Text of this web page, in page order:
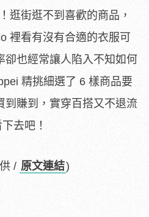
逛街逛不到喜歡的商品，
裡看有沒有合適的衣服可
卻也經常讓人陷入不知如何
精挑細選了 6 樣商品要
到賺到，實穿百搭又不退流
去吧！
/ 原文連結)